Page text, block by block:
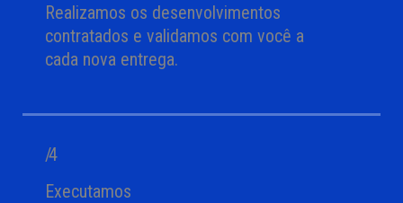
Realizamos os desenvolvimentos
contratados e validamos com você a
cada nova entrega.
/ 4
Executamos